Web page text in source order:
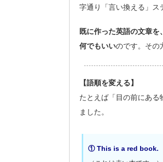
字通り「言い換える」ス
既に作った英語の文章
何でもいいのです。その
【語順を変える】
たとえば「目の前にある
ました。
① This is a red book.